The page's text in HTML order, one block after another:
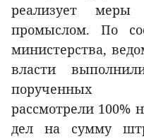
реализует
промыслом. По
министерства,
власти
порученных
рассмотрели 100%
дел на сумму